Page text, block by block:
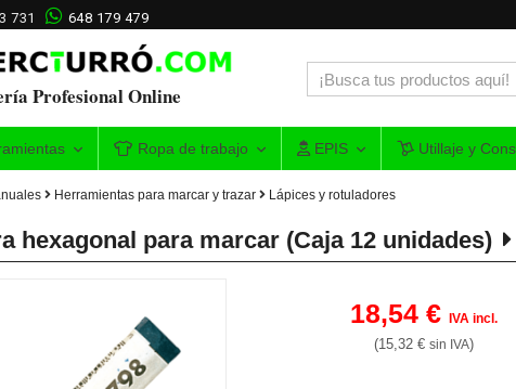
731 648 179 479
Profesional Online
Ropa de trabajo EPIS Utillaje y
Herramientas para marcar y trazar Lápices y rotuladores
hexagonal para marcar (Caja 12 unidades)
18,54 €IVA incl.
(15,32 €sin IVA)